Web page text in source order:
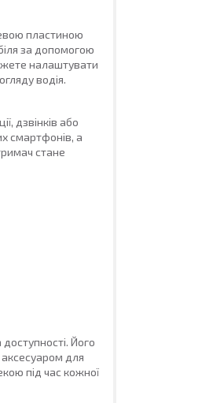
пластиною
за допомогою
налаштувати
водія.
дзвінків або
смартфонів, а
стане
Його
для
під час кожної